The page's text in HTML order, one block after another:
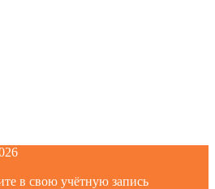
в свою учётную запись